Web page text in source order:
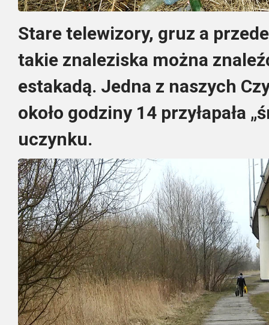
Stare telewizory, gruz a
takie znaleziska można
estakadą. Jedna z naszych
około godziny 14 przyłapała
uczynku.